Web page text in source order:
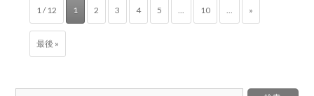
1 / 12 1 2 3 4 5 10 »
最後 »